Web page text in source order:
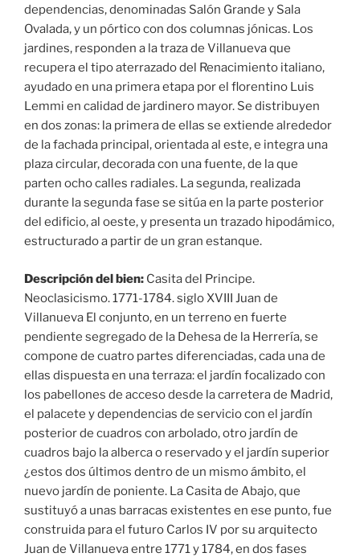
dependencias, denominadas Salón Grande y Sala
Ovalada, y un pórtico con dos columnas jónicas. Los
jardines, responden a la traza de Villanueva que
recupera el tipo aterrazado del Renacimiento italiano,
ayudado en una primera etapa por el florentino Luis
Lemmi en calidad de jardinero mayor. Se distribuyen
en dos zonas: la primera de ellas se extiende alrededor
de la fachada principal, orientada al este, e integra una
plaza circular, decorada con una fuente, de la que
parten ocho calles radiales. La segunda, realizada
durante la segunda fase se sitúa en la parte posterior
del edificio, al oeste, y presenta un trazado hipodámico,
estructurado a partir de un gran estanque.
Descripción del bien: Casita del Principe.
Neoclasicismo. 1771-1784. siglo XVIII Juan de
Villanueva El conjunto, en un terreno en fuerte
pendiente segregado de la Dehesa de la Herrería, se
compone de cuatro partes diferenciadas, cada una de
ellas dispuesta en una terraza: el jardín focalizado con
los pabellones de acceso desde la carretera de Madrid,
el palacete y dependencias de servicio con el jardín
posterior de cuadros con arbolado, otro jardín de
cuadros bajo la alberca o reservado y el jardín superior
¿estos dos últimos dentro de un mismo ámbito, el
nuevo jardín de poniente. La Casita de Abajo, que
sustituyó a unas barracas existentes en ese punto, fue
construida para el futuro Carlos IV por su arquitecto
Juan de Villanueva entre 1771 y 1784, en dos fases